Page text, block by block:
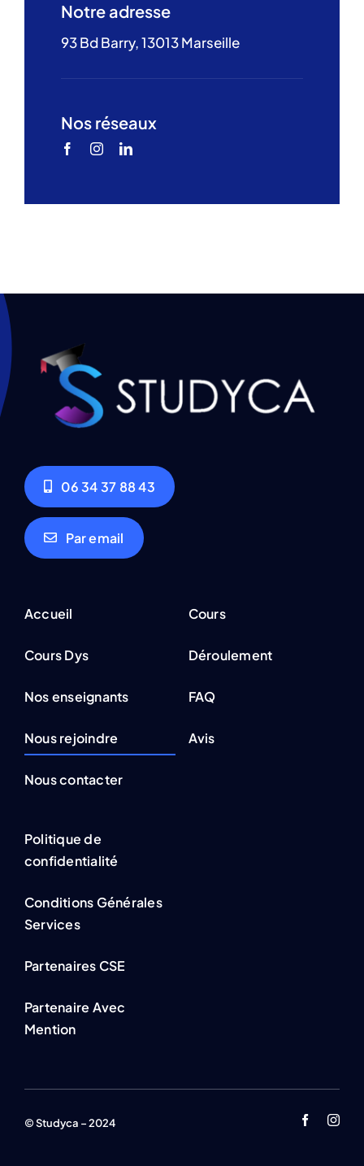
Notre adresse
93 Bd Barry, 13013 Marseille
Nos réseaux
06 34 37 88 43
Par email
Accueil
Cours Dys
Nos enseignants
Nous rejoindre
Nous contacter
Cours
Déroulement
FAQ
Avis
Politique de
confidentialité
Conditions Générales
Services
Partenaires CSE
Partenaire Avec
Mention
© Studyca – 2024